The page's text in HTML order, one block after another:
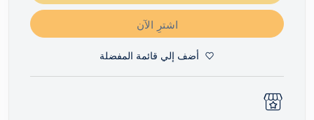
اشترِ الآن
أضف إلي قائمة المفضلة